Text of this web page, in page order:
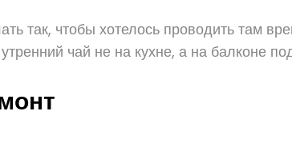
так, чтобы хотелось проводить там
чай не на кухне, а на балконе